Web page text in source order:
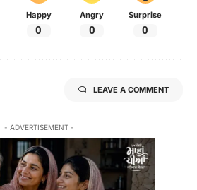
Happy
0
Angry
0
Surprise
0
LEAVE A COMMENT
- ADVERTISEMENT -